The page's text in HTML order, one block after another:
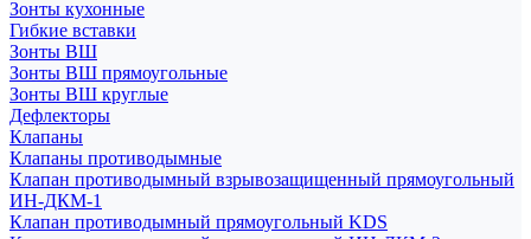
Зонты кухонные
Гибкие вставки
Зонты ВШ
Зонты ВШ прямоугольные
Зонты ВШ круглые
Дефлекторы
Клапаны
Клапаны противодымные
Клапан противодымный взрывозащищенный прямоугольный
ИН-ДКМ-1
Клапан противодымный прямоугольный KDS